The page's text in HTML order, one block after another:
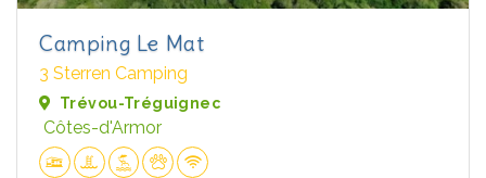
Camping Le Mat
3 Sterren Camping
Trévou-Tréguignec
Côtes-d'Armor